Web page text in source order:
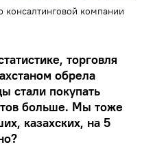
консалтинговой компании
торговля
обрела
стали покупать
больше. Мы тоже
казахских, на 5